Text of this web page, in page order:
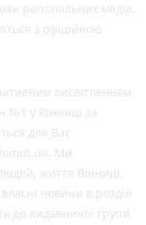
регіональних медіа.
з офіційною
висвітленням
№1 у Вінниці за
для Вас
Ми
життя Вінниці.
новини в розділ
до видавничої групи